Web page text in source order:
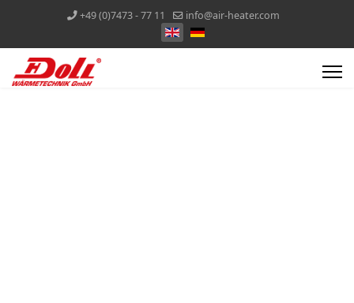
+49 (0)7473 - 77 11 info@air-heater.com